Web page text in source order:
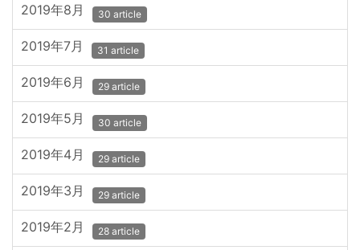
2019年8月 30 article
2019年7月 31 article
2019年6月 29 article
2019年5月 30 article
2019年4月 29 article
2019年3月 29 article
2019年2月 28 article